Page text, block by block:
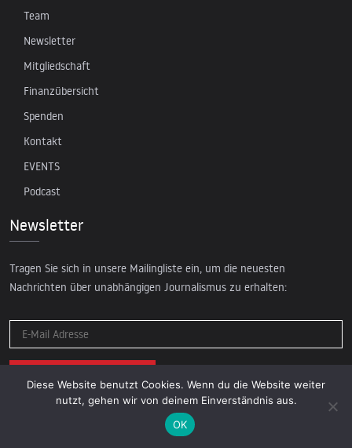
Team
Newsletter
Mitgliedschaft
Finanzübersicht
Spenden
Kontakt
EVENTS
Podcast
Newsletter
Tragen Sie sich in unsere Mailingliste ein, um die neuesten
Nachrichten über unabhängigen Journalismus zu erhalten:
© 2026 AcTVism Munich e.V. | All rights reserved.
Diese Website benutzt Cookies. Wenn du die Website weiter
nutzt, gehen wir von deinem Einverständnis aus.
OK